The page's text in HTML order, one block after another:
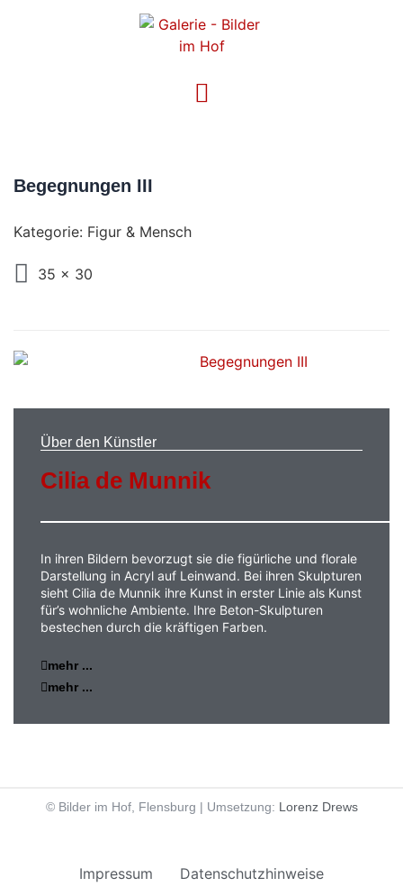
Begegnungen III
Kategorie: Figur & Mensch
35 x 30
Über den Künstler
Cilia de Munnik
In ihren Bildern bevorzugt sie die figürliche und florale
Darstellung in Acryl auf Leinwand. Bei ihren Skulpturen
sieht Cilia de Munnik ihre Kunst in erster Linie als Kunst
für’s wohnliche Ambiente. Ihre Beton-Skulpturen
bestechen durch die kräftigen Farben.
mehr ...
mehr ...
© Bilder im Hof, Flensburg | Umsetzung: Lorenz Drews
Impressum Datenschutzhinweise